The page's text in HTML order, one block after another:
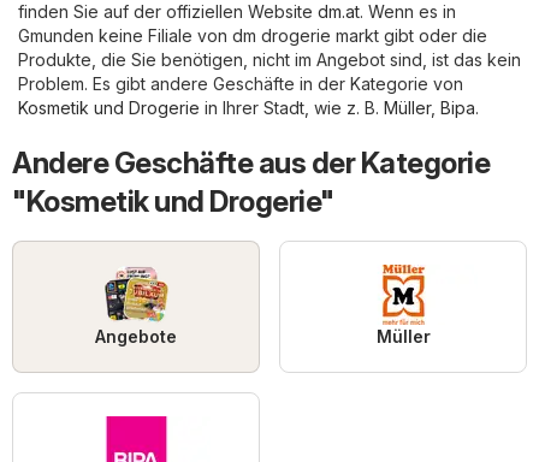
finden Sie auf der offiziellen Website dm.at. Wenn es in
Gmunden keine Filiale von dm drogerie markt gibt oder die
Produkte, die Sie benötigen, nicht im Angebot sind, ist das kein
Problem. Es gibt andere Geschäfte in der Kategorie von
Kosmetik und Drogerie in Ihrer Stadt, wie z. B. Müller, Bipa.
Andere Geschäfte aus der Kategorie
"Kosmetik und Drogerie"
Angebote Müller